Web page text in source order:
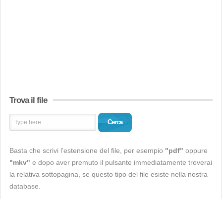
Trova il file
Cerca
Basta che scrivi l’estensione del file, per esempio "pdf" oppure
"mkv" e dopo aver premuto il pulsante immediatamente troverai
la relativa sottopagina, se questo tipo del file esiste nella nostra
database.